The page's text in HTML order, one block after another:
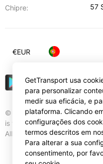
Chipre:
57
© Gettransport International
is trademark of Gettransport
All rights reserved.
€EUR
GetTransport usa
para personalizar
medir sua eficácia, e
plataforma. Clicando
configurações dos
termos descritos em
Para alterar a sua
consentimento, por